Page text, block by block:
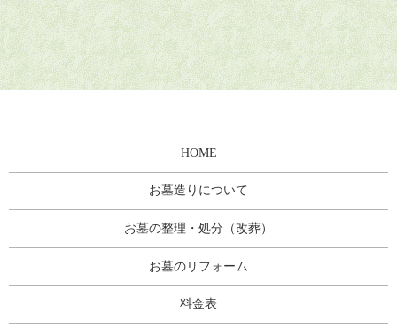
HOME
お墓造りについて
お墓の整理・処分（改葬）
お墓のリフォーム
料金表